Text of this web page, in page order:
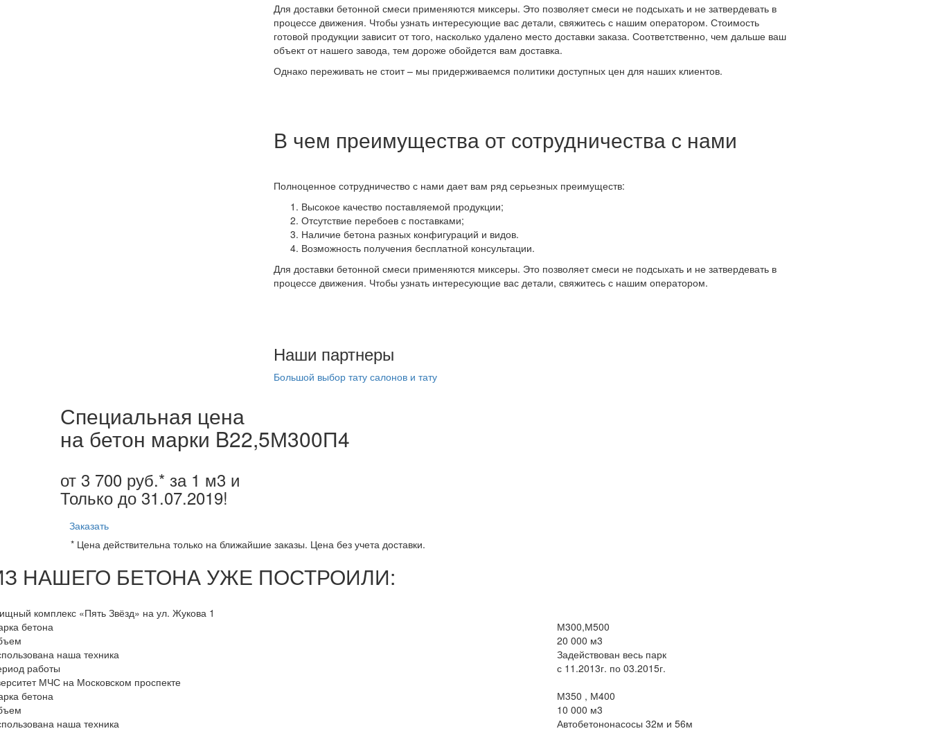
Для доставки бетонной смеси применяются миксеры. Это позволяет смеси не подсыхать и не затвердевать в
процессе движения. Чтобы узнать интересующие вас детали, свяжитесь с нашим оператором. Стоимость
готовой продукции зависит от того, насколько удалено место доставки заказа. Соответственно, чем дальше ваш
объект от нашего завода, тем дороже обойдется вам доставка.
Однако переживать не стоит – мы придерживаемся политики доступных цен для наших клиентов.
В чем преимущества от сотрудничества с нами
Полноценное сотрудничество с нами дает вам ряд серьезных преимуществ:
Высокое качество поставляемой продукции;
Отсутствие перебоев с поставками;
Наличие бетона разных конфигураций и видов.
Возможность получения бесплатной консультации.
Для доставки бетонной смеси применяются миксеры. Это позволяет смеси не подсыхать и не затвердевать в
процессе движения. Чтобы узнать интересующие вас детали, свяжитесь с нашим оператором.
Наши партнеры
Большой выбор тату салонов и тату
Специальная цена
на бетон марки B22,5М300П4
от 3 700 руб.* за 1 м3 и
Только до31.07.2019!
Заказать
* Цена действительна только на ближайшие заказы. Цена без учета доставки.
НАШЕГО БЕТОНА УЖЕ ПОСТРОИЛИ:
комплекс «Пять Звёзд» на ул. Жукова 1
бетона
М300,М500
20 000 м3
наша техника
Задействован весь парк
работы
с 11.2013г. по 03.2015г.
МЧС на Московском проспекте
бетона
М350 , М400
10 000 м3
наша техника
Автобетононасосы 32м и 56м